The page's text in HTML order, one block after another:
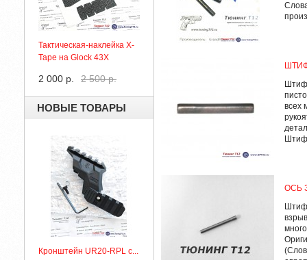
Тактическая-наклейка X-
Tape на Glock 43X
2 000 р. 2 500 р.
НОВЫЕ ТОВАРЫ
Кронштейн UR20-RPL с...
всех
ОСЬ